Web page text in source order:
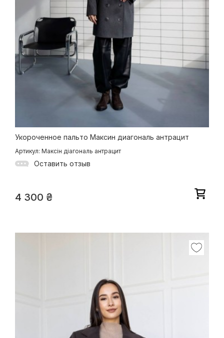
Укороченное пальто Максин диагональ антрацит
Артикул: Максін діагональ антрацит
Оставить отзыв
4 300 ₴